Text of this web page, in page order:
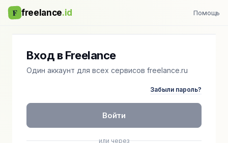
F freelance.id Помощь
Вход в Freelance
Один аккаунт для всех сервисов freelance.ru
Забыли пароль?
Войти
или через